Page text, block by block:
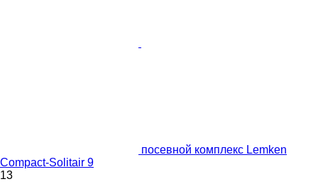
посевной комплекс Lemken
Compact-Solitair 9
13